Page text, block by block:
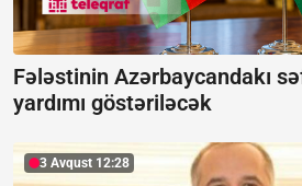
Fələstinin Azərbaycandakı
yardımı göstəriləcək
3 Avqust 12:28